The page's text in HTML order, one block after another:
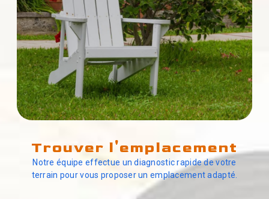
Trouver l'emplacement
Notre équipe effectue un diagnostic rapide de votre
terrain pour vous proposer un emplacement adapté.